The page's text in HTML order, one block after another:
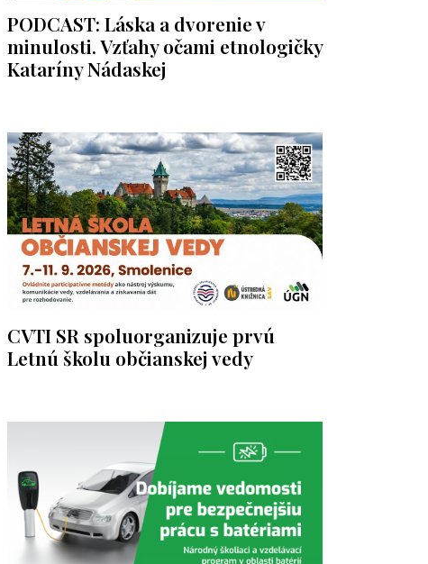
PODCAST: Láska a dvorenie v
minulosti. Vzťahy očami etnologičky
Kataríny Nádaskej
CVTI SR spoluorganizuje prvú
Letnú školu občianskej vedy